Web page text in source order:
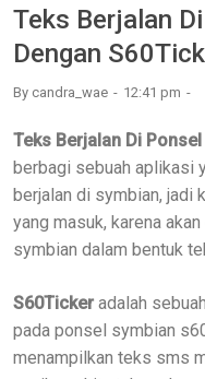
Teks Berjalan
Dengan
By candra_wae 12:41 pm
Teks Berjalan Di
berbagi sebuah aplikasi
berjalan di symbian, jadi
yang masuk, karena
symbian dalam bentuk
S60Ticker adalah
pada ponsel symbian
menampilkan teks sms